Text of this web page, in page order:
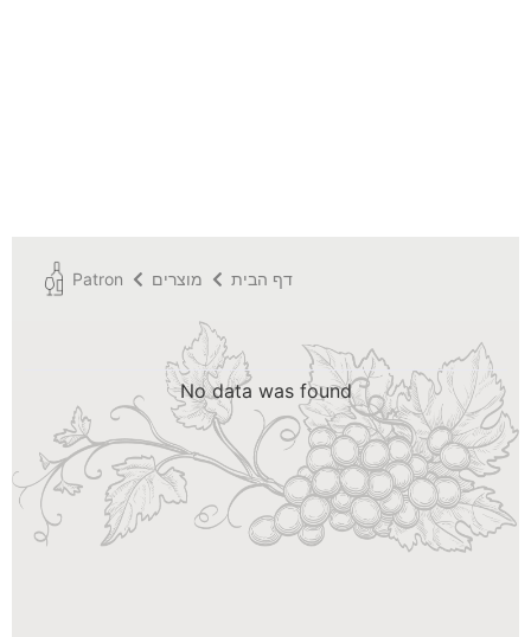
דף הבית מוצרים Patron
No data was found